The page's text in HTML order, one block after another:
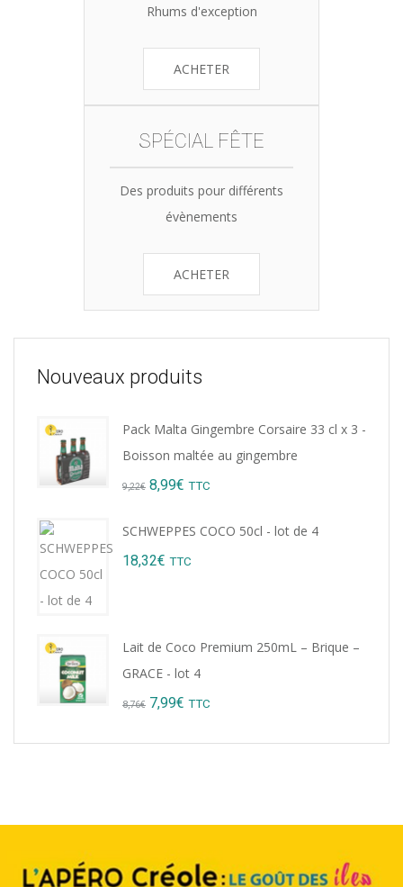
Rhums d'exception
ACHETER
SPÉCIAL FÊTE
Des produits pour différents
évènements
ACHETER
Nouveaux produits
Pack Malta Gingembre Corsaire 33 cl x 3 -
Boisson maltée au gingembre
9,22€ Original
8,99€ Current
TTC
SCHWEPPES COCO 50cl - lot de 4
18,32€ TTC
Lait de Coco Premium 250mL – Brique –
GRACE - lot 4
8,76€ Original
7,99€ Current
TTC